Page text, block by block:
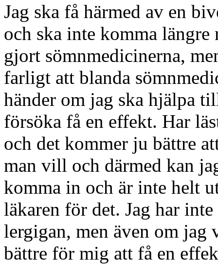
Jag ska få härmed av en
och ska inte komma
gjort sömnmedicinerna,
farligt att blanda
händer om jag ska hjälpa
försöka få en effekt. Har
och det kommer ju bättre
man vill och därmed kan
komma in och är inte helt
läkaren för det. Jag har
lergigan, men även om
bättre för mig att få en